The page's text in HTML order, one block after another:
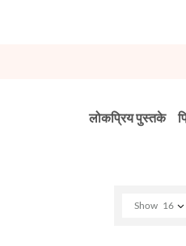
लोकप्रिय पुस्तके
Show 16